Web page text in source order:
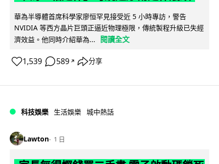
華為半導體首席科學家廖恒罕見接受近 5 小時專訪，警告
NVIDIA 等西方晶片巨頭正逼近物理極限，傳統製程升級已失經
濟效益。他同時介紹華為...
閱讀全文
1,539 589 ↗ 分享
科技娛樂 生活娛樂 城中熱話
Lawton 1 日